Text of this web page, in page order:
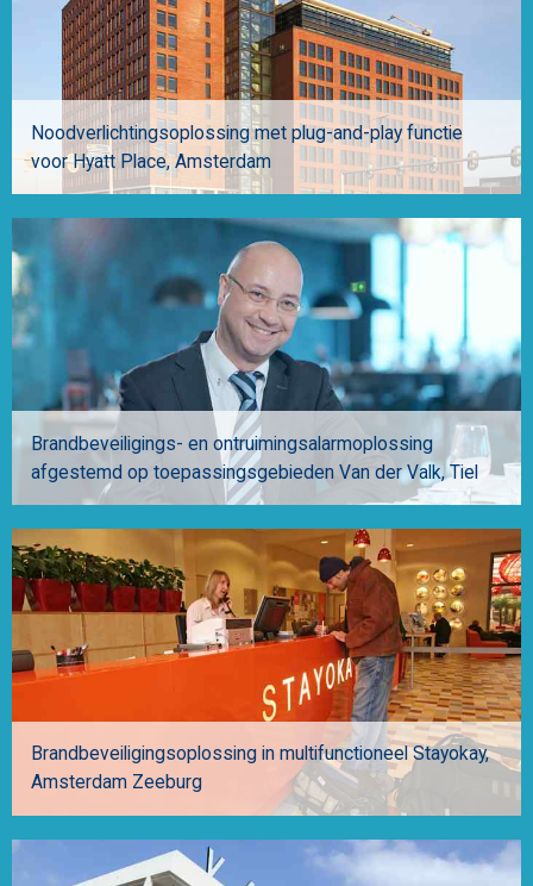
Noodverlichtingsoplossing met plug-and-play functie
voor Hyatt Place Amsterdam
Brandbeveiligings- en ontruimingsalarmoplossing
afgestemd op toepassingsgebieden Van der Valk Tiel
Brandbeveiligingsoplossing in multifunctioneel Stayokay
Amsterdam Zeeburg